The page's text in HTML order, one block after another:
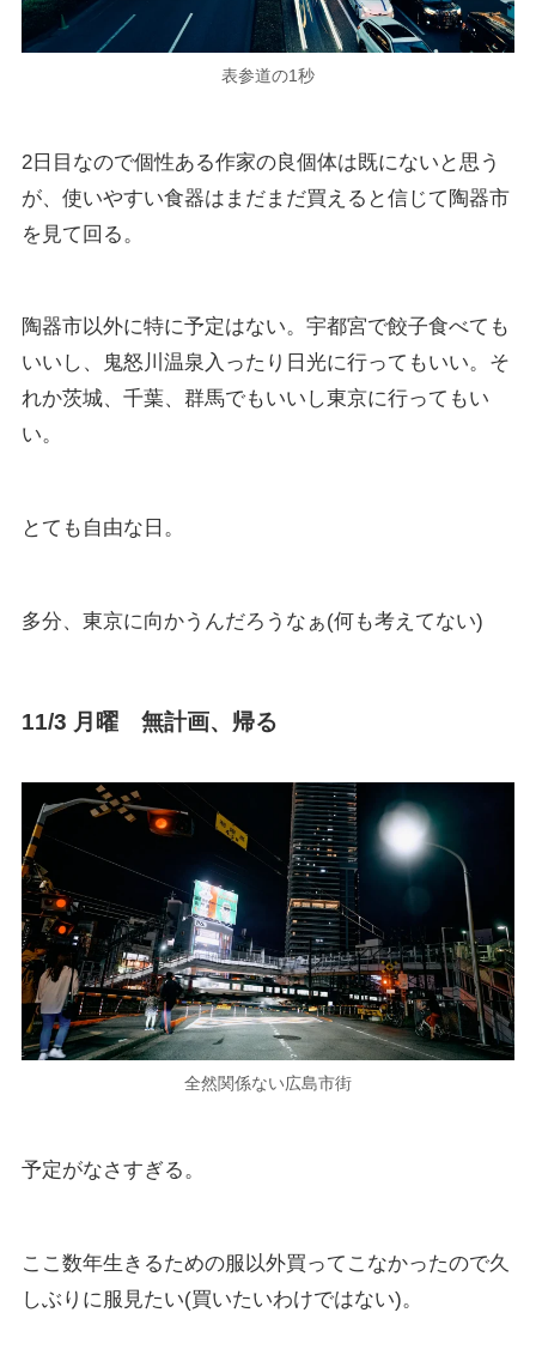
表参道の1秒
2日目なので個性ある作家の良個体は既にないと思う
が、使いやすい食器はまだまだ買えると信じて陶器市
を見て回る。
陶器市以外に特に予定はない。宇都宮で餃子食べても
いいし、鬼怒川温泉入ったり日光に行ってもいい。そ
れか茨城、千葉、群馬でもいいし東京に行ってもい
い。
とても自由な日。
多分、東京に向かうんだろうなぁ(何も考えてない)
11/3 月曜 無計画、帰る
全然関係ない広島市街
予定がなさすぎる。
ここ数年生きるための服以外買ってこなかったので久
しぶりに服見たい(買いたいわけではない)。